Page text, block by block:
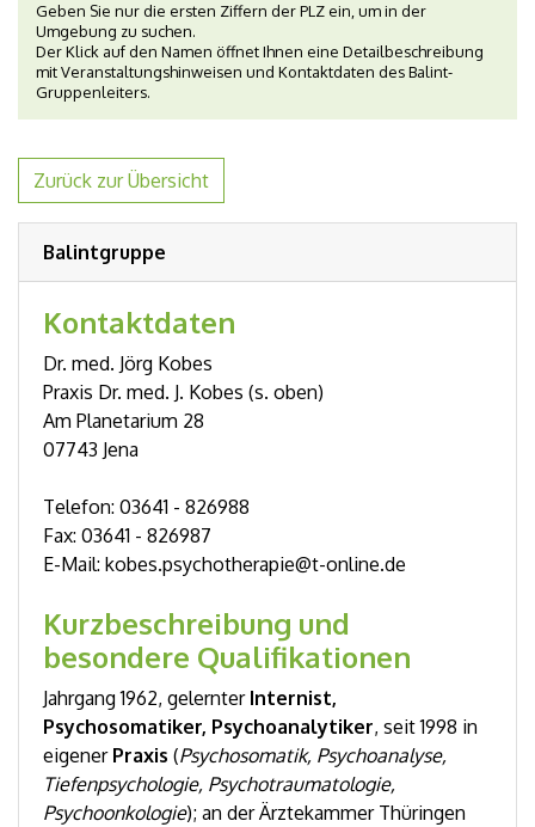
Geben Sie nur die ersten Ziffern der PLZ ein, um in der
Umgebung zu suchen.
Der Klick auf den Namen öffnet Ihnen eine Detailbeschreibung
mit Veranstaltungshinweisen und Kontaktdaten des Balint-
Gruppenleiters.
Zurück zur Übersicht
Balintgruppe
Kontaktdaten
Dr. med. Jörg Kobes
Praxis Dr. med. J. Kobes (s. oben)
Am Planetarium 28
07743 Jena
Telefon: 03641 - 826988
Fax: 03641 - 826987
E-Mail: kobes.psychotherapie@t-online.de
Kurzbeschreibung und
besondere Qualifikationen
Jahrgang 1962, gelernter Internist,
Psychosomatiker, Psychoanalytiker, seit 1998 in
eigener Praxis (Psychosomatik, Psychoanalyse,
Tiefenpsychologie, Psychotraumatologie,
Psychoonkologie); an der Ärztekammer Thüringen